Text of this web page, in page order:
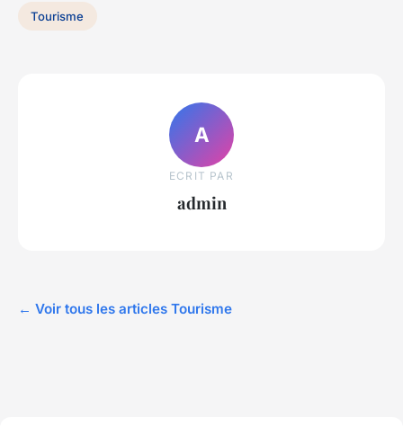
Tourisme
A
ECRIT PAR
admin
← Voir tous les articles Tourisme